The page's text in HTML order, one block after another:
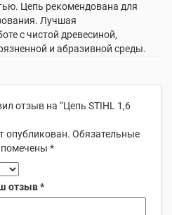
Цепь рекомендована для
Лучшая
с чистой древесиной,
и абразивной среды.
отзыв на “Цепь STIHL 1,6
опубликован. Обязательные
*
отзыв*